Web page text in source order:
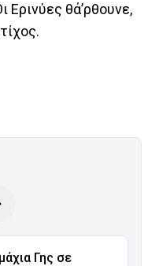
Ερινύες θά’ρθουνε,
Γης σε